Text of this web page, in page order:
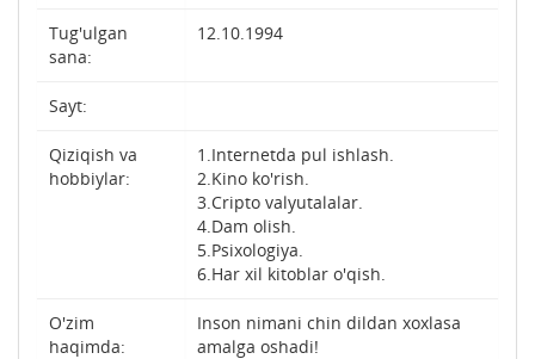
Tug'ulgan
sana:
12.10.1994
Sayt:
Qiziqish va
hobbiylar:
1.Internetda pul ishlash.
2.Kino ko'rish.
3.Cripto valyutalalar.
4.Dam olish.
5.Psixologiya.
6.Har xil kitoblar o'qish.
O'zim
haqimda:
Inson nimani chin dildan xoxlasa
amalga oshadi!